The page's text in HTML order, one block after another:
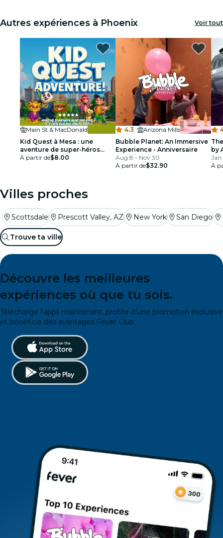
Autres expériences à Phoenix Voir tout
Main St & MacDonald
Kid Quest à Mesa : une
aventure de super-héros
pour les enfants de 4 à 8 ans
À partir de$8.00
4.3 ·
Arizona Mills
Bubble Planet: An Immersive
Experience - Anniversaire
Aug 8 - Nov 30
À partir de$32.90
by
Jan
À
Villes proches
Scottsdale Prescott Valley, AZ New York San Diego
Trouve ta ville
Découvre les meilleures
expériences où que tu sois.
Télécharge l'appli maintenant, profite d'une promotion exclusive
et bénéficie des avantages Fever Club.